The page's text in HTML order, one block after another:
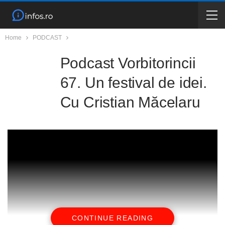
Home PODCAST
Podcast Vorbitorincii
67. Un festival de idei.
Cu Cristian Măcelaru
CONTINUE READING